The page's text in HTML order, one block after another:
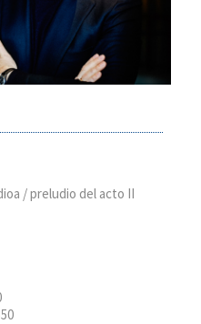
/ preludio del acto II